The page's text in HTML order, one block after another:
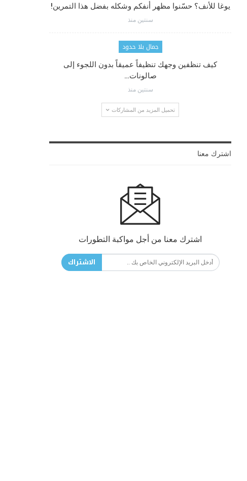
يوغا للأنف؟ حسّنوا مظهر أنفكم وشكله بفضل هذا التمرين!
سنتين منذ
جمال بلا حدود
كيف تنظفين وجهك تنظيفاً عميقاً بدون اللجوء إلى
صالونات…
سنتين منذ
تحميل المزيد من المشاركات
اشترك معنا
اشترك معنا من أجل مواكبة التطورات
الاشتراك